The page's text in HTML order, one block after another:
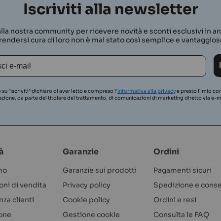
ambienti, quello del trasportino dev’essere un
un buon prodotto affinchè si crei un ambiente che il gatto
i quali non amano sostare in ambienti troppo bui e
per gatti morbido, i consigli
Iscriviti alla newsletter
nostra community per ricevere novità e sconti esclusivi in
cura di loro non è mai stato così semplice e
su "iscriviti" dichiaro di aver letto e compreso l'informativa alla privacye presto il mio
da parte del titolare del trattamento, di comunicazioni di marketing diretto via e-
di vendita
clienti
Garanzie
Garanzie sui prodotti
Privacy policy
Cookie policy
Gestione cookie
Ordini
Pagamenti sicuri
Spedizione e
Ordini e resi
Consulta le FAQ